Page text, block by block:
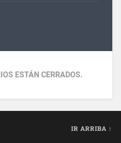
ESTÁN CERRADOS.
IR ARRIBA ↑